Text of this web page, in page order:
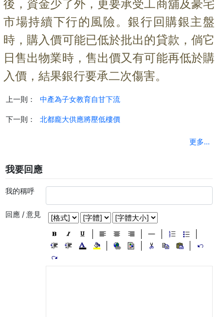
後，資金少了外，更要承受工商舖及豪宅
市場持續下行的風險。銀行回購銀主盤
時，購入價可能已低於批出的貸款，倘它
日售出物業時，售出價又有可能再低於購
入價，結果銀行要承二次傷害。
上一則： 中產為子女教育自甘下流
下一則： 北都龐大供應將壓低樓價
更多...
我要回應
我的稱呼
回應 / 意見